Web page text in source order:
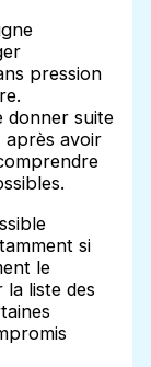
pression
donner suite
après avoir
si
le
liste des